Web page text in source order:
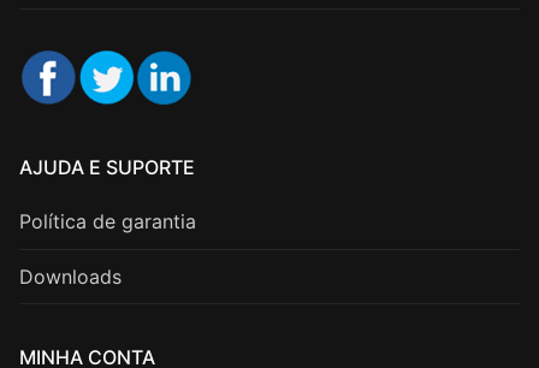
AJUDA E SUPORTE
Política de garantia
Downloads
MINHA CONTA